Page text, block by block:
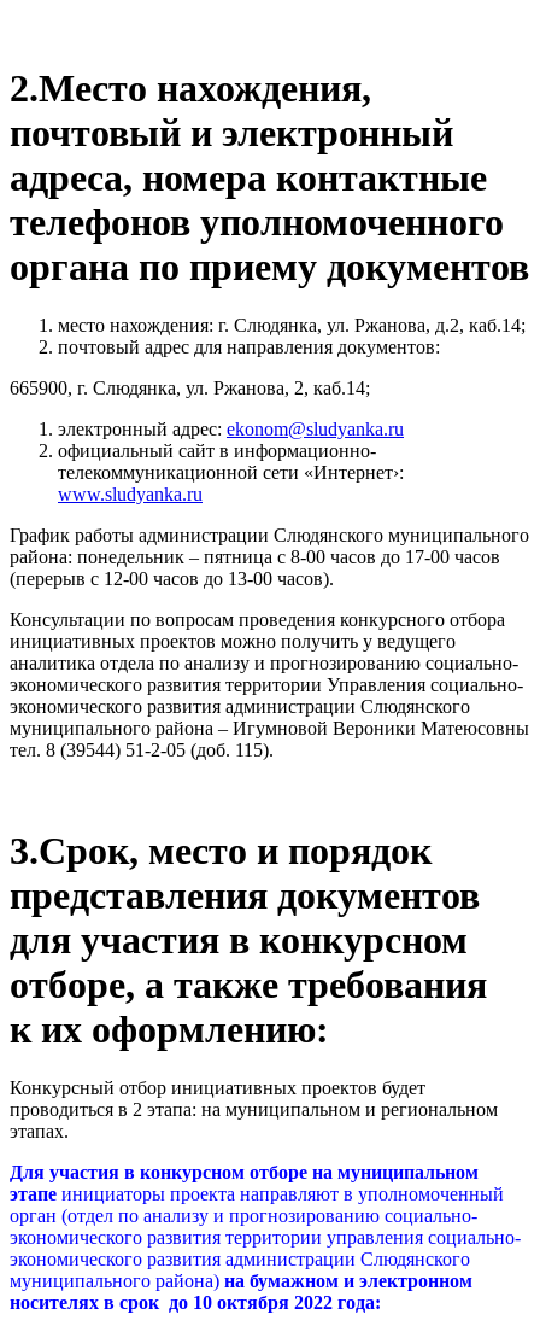
2.Место нахождения,
почтовый и электронный
адреса, номера контактные
телефонов уполномоченного
органа по приему документов
место нахождения: г. Слюдянка, ул. Ржанова, д.2, каб.14;
почтовый адрес для направления документов:
665900, г. Слюдянка, ул. Ржанова, 2, каб.14;
электронный адрес: ekonom@sludyanka.ru
официальный сайт в информационно-
телекоммуникационной сети «Интернет›:
www.sludyanka.ru
График работы администрации Слюдянского муниципального
района: понедельник – пятница с 8-00 часов до 17-00 часов
(перерыв с 12-00 часов до 13-00 часов).
Консультации по вопросам проведения конкурсного отбора
инициативных проектов можно получить у ведущего
аналитика отдела по анализу и прогнозированию социально-
экономического развития территории Управления социально-
экономического развития администрации Слюдянского
муниципального района – Игумновой Вероники Матеюсовны
тел. 8 (39544) 51-2-05 (доб. 115).
3.Срок, место и порядок
представления документов
для участия в конкурсном
отборе, а также требования
к их оформлению:
Конкурсный отбор инициативных проектов будет
проводиться в 2 этапа: на муниципальном и региональном
этапах.
Для участия в конкурсном отборе на муниципальном
этапе инициаторы проекта направляют в уполномоченный
орган (отдел по анализу и прогнозированию социально-
экономического развития территории управления социально-
экономического развития администрации Слюдянского
муниципального района) на бумажном и электронном
носителях в срок до 10 октября 2022 года: